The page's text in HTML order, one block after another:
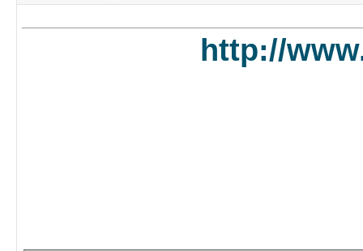
http://